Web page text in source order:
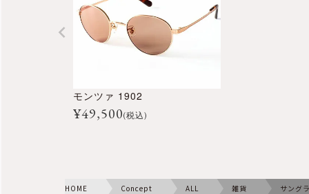
モンツァ 1902
¥49,500(税込)
HOME Concept ALL 雑貨 サング